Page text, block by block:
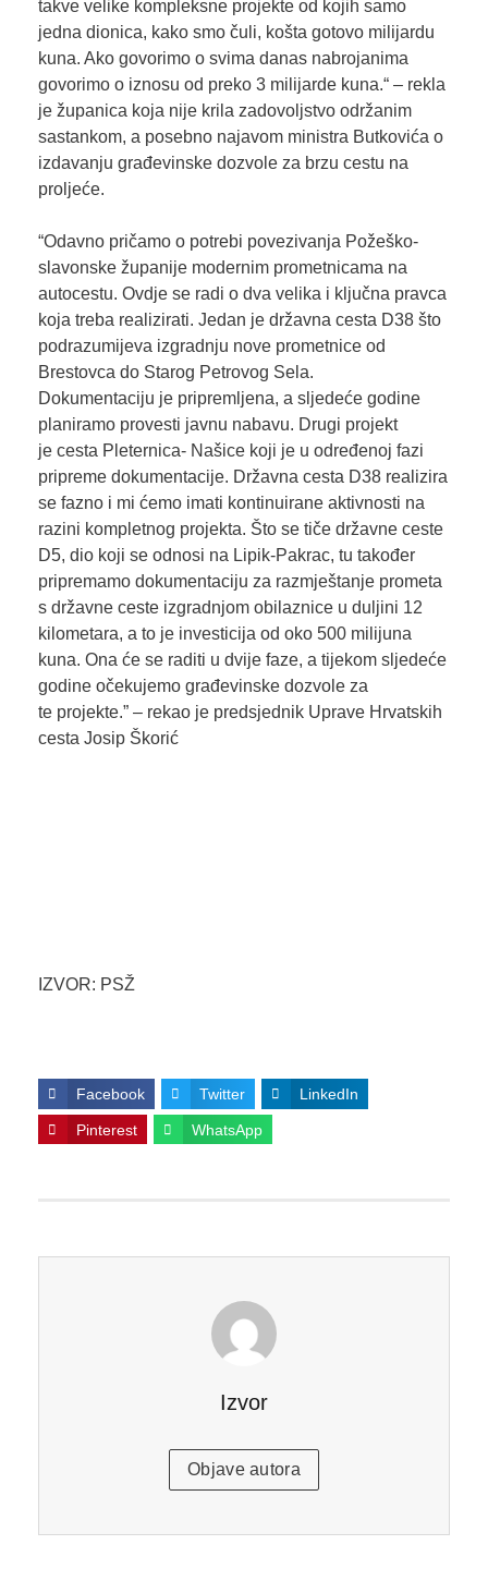
takve velike kompleksne projekte od kojih samo
jedna dionica, kako smo čuli, košta gotovo milijardu
kuna. Ako govorimo o svima danas nabrojanima
govorimo o iznosu od preko 3 milijarde kuna.“ – rekla
je županica koja nije krila zadovoljstvo održanim
sastankom, a posebno najavom ministra Butkovića o
izdavanju građevinske dozvole za brzu cestu na
proljeće.
“Odavno pričamo o potrebi povezivanja Požeško-
slavonske županije modernim prometnicama na
autocestu. Ovdje se radi o dva velika i ključna pravca
koja treba realizirati. Jedan je državna cesta D38 što
podrazumijeva izgradnju nove prometnice od
Brestovca do Starog Petrovog Sela.
Dokumentaciju je pripremljena, a sljedeće godine
planiramo provesti javnu nabavu. Drugi projekt
je cesta Pleternica- Našice koji je u određenoj fazi
pripreme dokumentacije. Državna cesta D38 realizira
se fazno i mi ćemo imati kontinuirane aktivnosti na
razini kompletnog projekta. Što se tiče državne ceste
D5, dio koji se odnosi na Lipik-Pakrac, tu također
pripremamo dokumentaciju za razmještanje prometa
s državne ceste izgradnjom obilaznice u duljini 12
kilometara, a to je investicija od oko 500 milijuna
kuna. Ona će se raditi u dvije faze, a tijekom sljedeće
godine očekujemo građevinske dozvole za
te projekte.” – rekao je predsjednik Uprave Hrvatskih
cesta Josip Škorić
IZVOR: PSŽ
Facebook Twitter LinkedIn
Pinterest WhatsApp
Izvor
Objave autora